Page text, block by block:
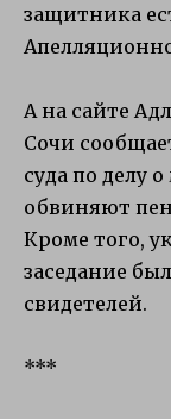
защитника
А на сайте
Сочи
суда по делу
обвиняют
Кроме того,
заседание
свидетелей.
***